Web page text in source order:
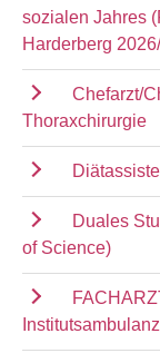
sozialen Jahres
Harderberg
Chefarzt/
Thoraxchirurgie
Duales
of Science)